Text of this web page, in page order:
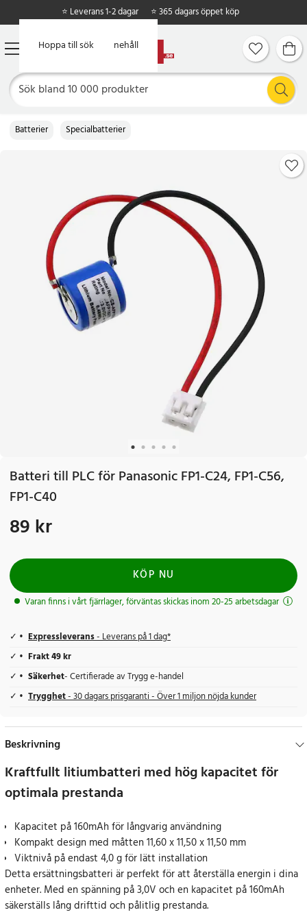
Hoppa till huvudinnehåll
Hoppa till sök
⭐ Leverans 1-2 dagar ⭐ 365 dagars öppet köp
Batterier Specialbatterier
Batteri till PLC för Panasonic FP1-C24, FP1-C56,
FP1-C40
Pris: 89 kr
89 kr
KÖP NU
Varan finns i vårt fjärrlager, förväntas skickas inom 20-25 arbetsdagar
Expressleverans- Leverans på 1 dag*
Frakt 49 kr
Säkerhet- Certifierade av Trygg e-handel
Trygghet- 30 dagars prisgaranti - Över 1 miljon nöjda kunder
Beskrivning
Kraftfullt litiumbatteri med hög kapacitet för
optimala prestanda
Kapacitet på 160mAh för långvarig användning
Kompakt design med måtten 11,60 x 11,50 x 11,50 mm
Viktnivå på endast 4,0 g för lätt installation
Detta ersättningsbatteri är perfekt för att återställa energin i dina
enheter. Med en spänning på 3,0V och en kapacitet på 160mAh
säkerställs lång drifttid och pålitlig prestanda.